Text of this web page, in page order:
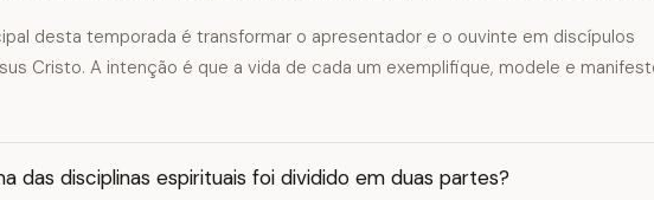
desta temporada é transformar o apresentador e o ouvinte em discípulos
Cristo. A intenção é que a vida de cada um exemplifique, modele e
das disciplinas espirituais foi dividido em duas partes?